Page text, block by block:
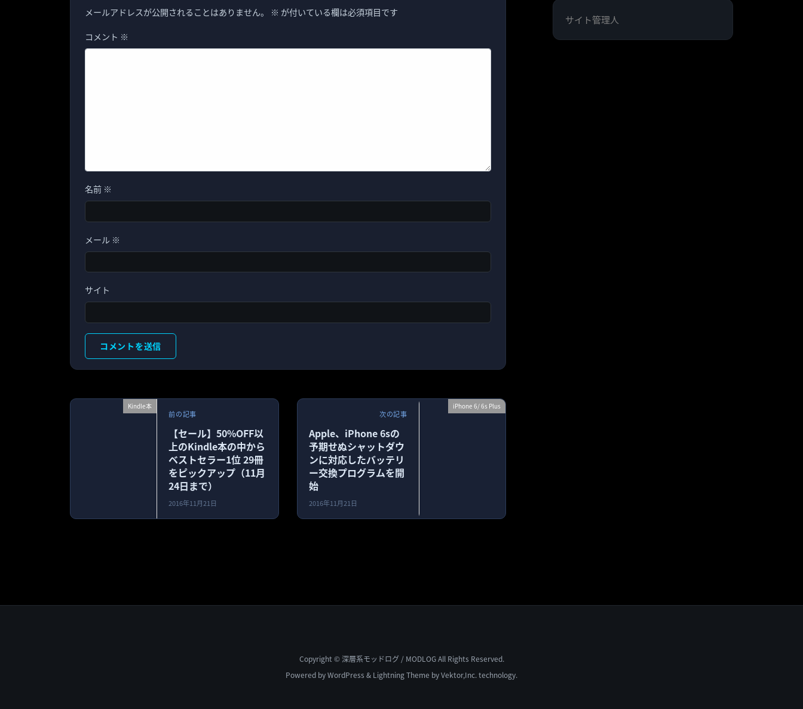
メールアドレスが公開されることはありません。 ※ が付いている欄は必須項目です
コメント ※
名前 ※
メール ※
サイト
Kindle本
前の記事
【セール】50%OFF以
上のKindle本の中から
ベストセラー1位 29冊
をピックアップ（11月
24日まで）
2016年11月21日
iPhone 6/ 6s Plus
次の記事
Apple、iPhone 6sの
予期せぬシャットダウ
ンに対応したバッテリ
ー交換プログラムを開
始
2016年11月21日
サイト管理人
Copyright © 深層系モッドログ / MODLOG All Rights Reserved.
Powered byWordPress & Lightning Theme by Vektor,Inc. technology.